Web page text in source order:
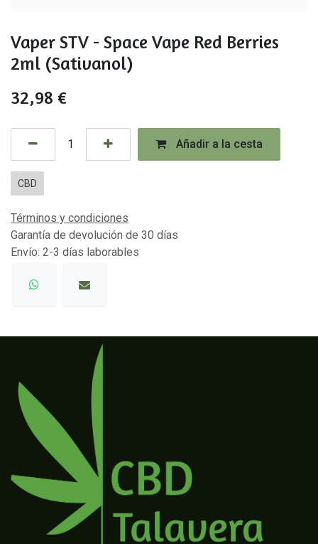
Vaper STV - Space Vape Red Berries
2ml (Sativanol)
32,98 €
Añadir a la cesta
CBD
Términos y condiciones
Garantía de devolución de 30 días
Envío: 2-3 días laborables